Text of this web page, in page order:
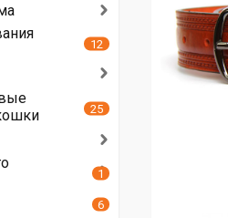
12
25
1
6